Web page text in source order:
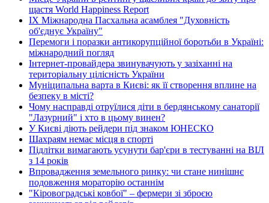
щастя World Happiness Report
ІХ Міжнародна Пасхальна асамблея "Духовність
об'єднує Україну"
Перемоги і поразки антикорупційної боротьби в Україні:
міжнародний погляд
Інтернет-провайдера звинувачують у зазіханні на
територіальну цілісність України
Муніципальна варта в Києві: як її створення вплине на
безпеку в місті?
Чому насправді отруїлися діти в бердянському санаторії
"Лазурний" і хто в цьому винен?
У Києві діють рейдери під знаком ЮНЕСКО
Шахраям немає місця в спорті
Підлітки вимагають усунути бар'єри в тестуванні на ВІЛ
з 14 років
Впровадження земельного ринку: чи стане нинішнє
подовження мораторію останнім
"Кіровоградські ковбої" – фермери зі зброєю